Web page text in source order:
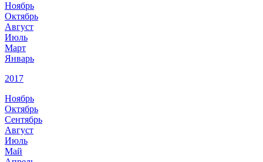
Ноябрь
Октябрь
Август
Июль
Март
Январь
2017
Ноябрь
Октябрь
Сентябрь
Август
Июль
Май